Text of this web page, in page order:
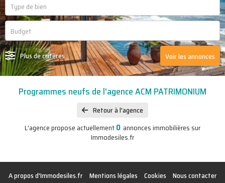
Recrutement Partenaires
Plus de critères Voir les annonces
Programmes neufs de l'agence ACM PATRIMONIUM
Retour à l'agence
L'agence propose actuellement0 annonces immobilières sur
Immodesiles.fr
A propos d'Immodesiles.fr Mentions légales Cookies
Nous contacter